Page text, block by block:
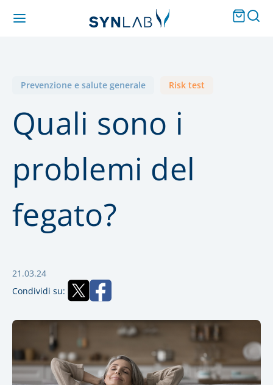
Prevenzione e salute generale Risk test
Quali sono i
problemi del
fegato?
21.03.24
Condividi su: